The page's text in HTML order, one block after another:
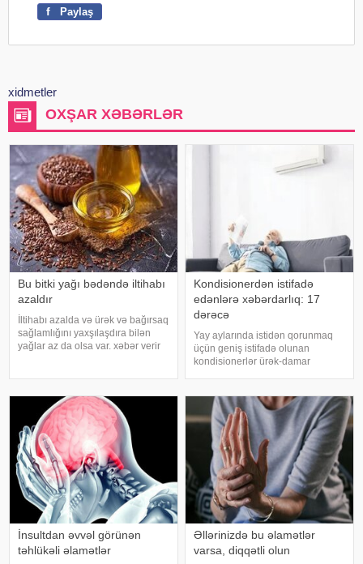
f Paylaş
xidmetler
OXŞAR XƏBƏRLƏR
Bu bitki yağı bədəndə iltihabı
azaldır
İltihabı azalda və ürək və bağırsaq
sağlamlığını yaxşılaşdıra bilən
yağlar az da olsa var. xəbər verir
preslənmiş kətan toxumlarında
Kondisionerdən istifadə
edənlərə xəbərdarlıq: 17
dərəcə
Yay aylarında istidən qorunmaq
üçün geniş istifadə olunan
kondisionerlər ürək-damar
kardioloqların bildirdiyinə görə,
tərli halda qəfil çox soyuq otağ
İnsultdan əvvəl görünən
təhlükəli əlamətlər
Əllərinizdə bu əlamətlər
varsa, diqqətli olun